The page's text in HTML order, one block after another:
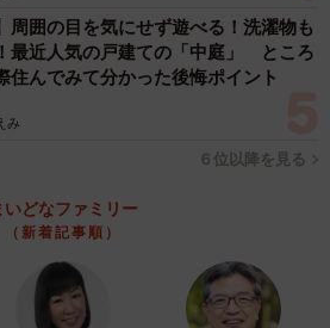
周囲の目を気にせず遊べる！洗濯物も
最近人気の戸建ての「中庭」 ところ
住んでみて分かった後悔ポイント
み
６位以降を見る
いどなファミリー
（新着記事順）